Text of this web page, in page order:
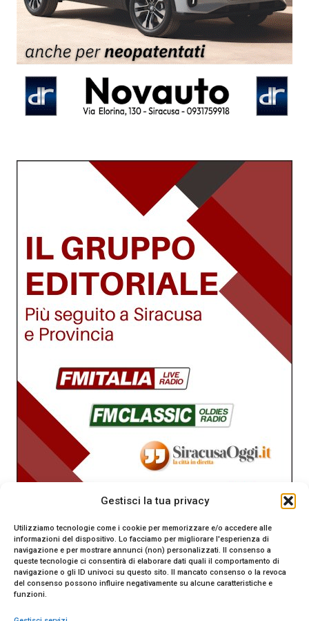
Gestisci la tua privacy
Utilizziamo tecnologie come i cookie per memorizzare e/o accedere alle
informazioni del dispositivo. Lo facciamo per migliorare l'esperienza di
navigazione e per mostrare annunci (non) personalizzati. Il consenso a
queste tecnologie ci consentirà di elaborare dati quali il comportamento di
navigazione o gli ID univoci su questo sito. Il mancato consenso o la revoca
del consenso possono influire negativamente su alcune caratteristiche e
funzioni.